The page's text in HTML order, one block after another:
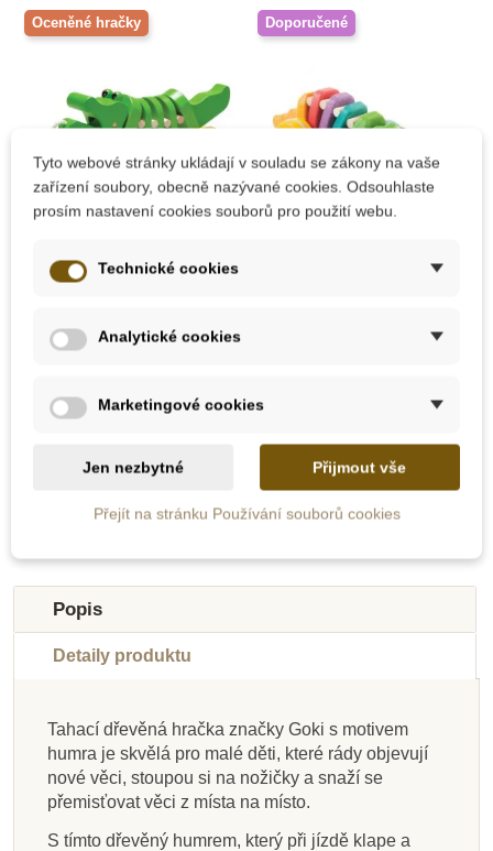
Oceněné hračky
715 Kč
Doporučené
Skladem
PlanToys Tahací
bubeník
Výprodej
Na dotaz
PlanToys Tančící
krokodýl - přírodní
Skladem
PlanToys Třídící
autobus "Orchard"
Skladem
PlanToys Tahací
šnek
Skladem
Detoa Zajíc s mrkví
Skladem
PlanToys Tahací
medvěd s xylofonem
Skladem
PlanToys Šťastné
štěně
Skladem
Goki Tahací želva
Popis
Detaily produktu
Tahací dřevěná hračka značky Goki s motivem
humra je skvělá pro malé děti, které rády objevují
nové věci, stoupou si na nožičky a snaží se
přemisťovat věci z místa na místo.
S tímto dřevěný humrem, který při jízdě klape a
Tyto webové stránky ukládají v souladu se zákony na vaše
zařízení soubory, obecně nazývané cookies. Odsouhlaste
prosím nastavení cookies souborů pro použití webu.
Technické cookies
Analytické cookies
Marketingové cookies
Jen nezbytné Přijmout vše
Přejít na stránku Používání souborů cookies